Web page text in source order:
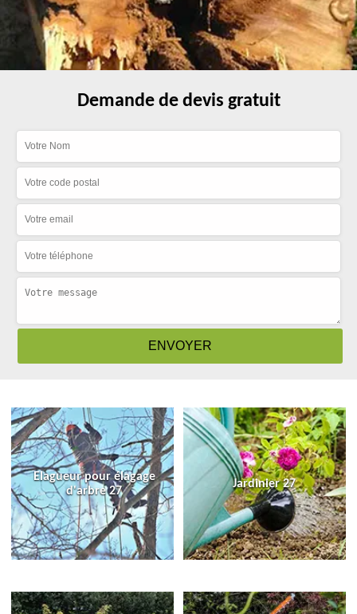
Demande de devis gratuit
Elagueur pour élagage
d'arbre 27
Jardinier 27